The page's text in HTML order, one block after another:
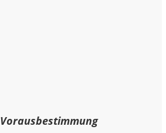
Vorausbestimmung